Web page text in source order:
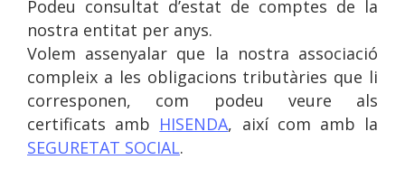
Podeu consultat d’estat de comptes de la
nostra entitat per anys.
Volem assenyalar que la nostra associació
compleix a les obligacions tributàries que li
corresponen, com podeu veure als
certificats amb HISENDA, així com amb la
SEGURETAT SOCIAL.